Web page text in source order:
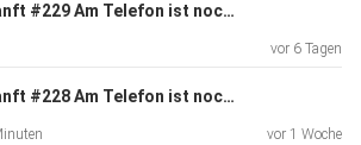
Apfel & Hanft #229 Am Telefon ist noch Milch: Mit Warnblinker im Kettenkarussell - Und tollem Gewinnspiel
vor 6 Tagen
Apfel & Hanft #228 Am Telefon ist noch Milch: Döner für Dominica - Genitalien zur Pressekonferenz
vor 1 Woche